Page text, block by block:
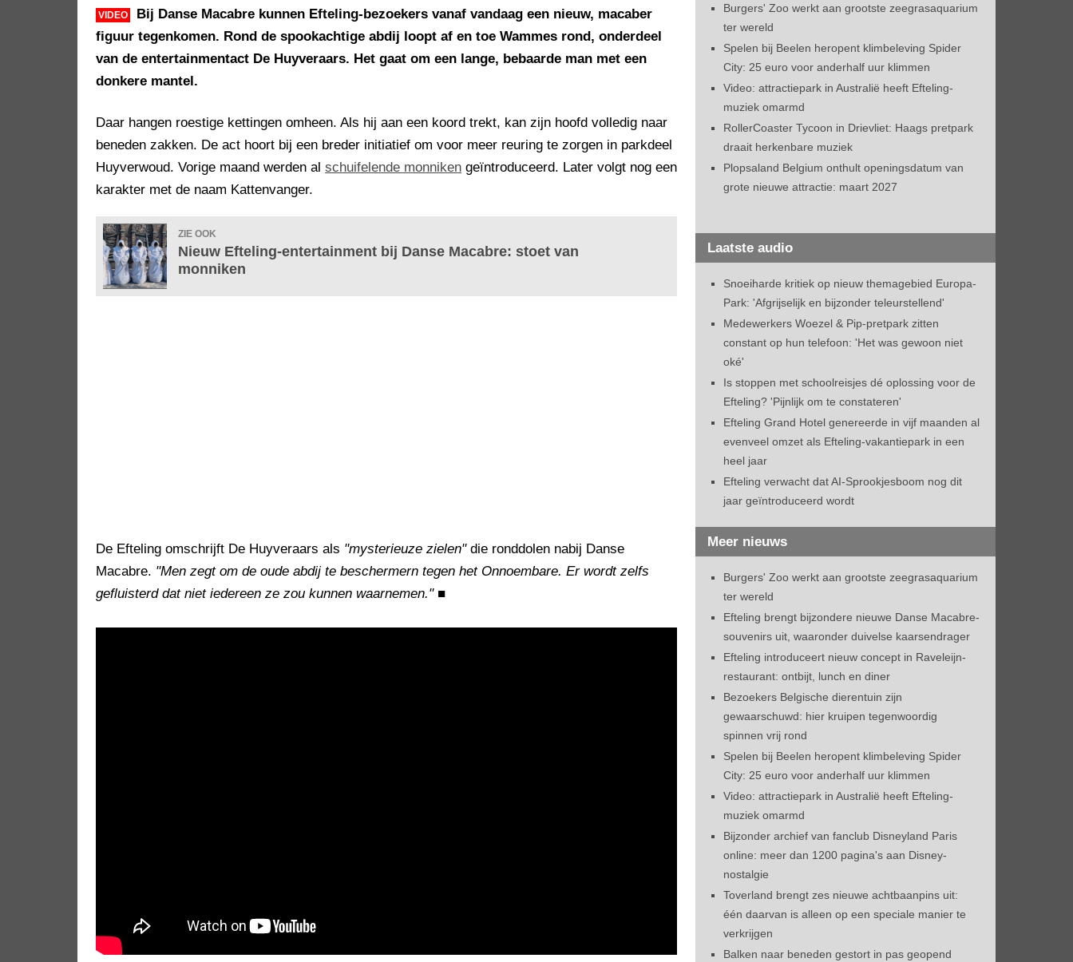
VIDEO
Bij Danse Macabre kunnen Efteling-bezoekers vanaf vandaag een nieuw, macaber
figuur tegenkomen. Rond de spookachtige abdij loopt af en toe Wammes rond, onderdeel
van de entertainmentact De Huyveraars. Het gaat om een lange, bebaarde man met een
donkere mantel.
Daar hangen roestige kettingen omheen. Als hij aan een koord trekt, kan zijn hoofd volledig naar
beneden zakken. De act hoort bij een breder initiatief om voor meer reuring te zorgen in parkdeel
Huyverwoud. Vorige maand werden al schuifelende monniken geïntroduceerd. Later volgt nog een
karakter met de naam Kattenvanger.
ZIE OOK
Nieuw Efteling-entertainment bij Danse Macabre: stoet van
monniken
De Efteling omschrijft De Huyveraars als "mysterieuze zielen"die ronddolen nabij Danse
Macabre. "Men zegt om de oude abdij te beschermern tegen het Onnoembare. Er wordt zelfs
gefluisterd dat niet iedereen ze zou kunnen waarnemen." ■
Burgers' Zoo werkt aan grootste zeegrasaquarium
ter wereld
Spelen bij Beelen heropent klimbeleving Spider
City: 25 euro voor anderhalf uur klimmen
Video: attractiepark in Australië heeft Efteling-
muziek omarmd
RollerCoaster Tycoon in Drievliet: Haags pretpark
draait herkenbare muziek
Plopsaland Belgium onthult openingsdatum van
grote nieuwe attractie: maart 2027
Laatste audio
Snoeiharde kritiek op nieuw themagebied Europa-
Park: 'Afgrijselijk en bijzonder teleurstellend'
Medewerkers Woezel & Pip-pretpark zitten
constant op hun telefoon: 'Het was gewoon niet
oké'
Is stoppen met schoolreisjes dé oplossing voor de
Efteling? 'Pijnlijk om te constateren'
Efteling Grand Hotel genereerde in vijf maanden al
evenveel omzet als Efteling-vakantiepark in een
heel jaar
Efteling verwacht dat AI-Sprookjesboom nog dit
jaar geïntroduceerd wordt
Meer nieuws
Burgers' Zoo werkt aan grootste zeegrasaquarium
ter wereld
Efteling brengt bijzondere nieuwe Danse Macabre-
souvenirs uit, waaronder duivelse kaarsendrager
Efteling introduceert nieuw concept in Raveleijn-
restaurant: ontbijt, lunch en diner
Bezoekers Belgische dierentuin zijn
gewaarschuwd: hier kruipen tegenwoordig
spinnen vrij rond
Spelen bij Beelen heropent klimbeleving Spider
City: 25 euro voor anderhalf uur klimmen
Video: attractiepark in Australië heeft Efteling-
muziek omarmd
Bijzonder archief van fanclub Disneyland Paris
online: meer dan 1200 pagina's aan Disney-
nostalgie
Toverland brengt zes nieuwe achtbaanpins uit:
één daarvan is alleen op een speciale manier te
verkrijgen
Balken naar beneden gestort in pas geopend